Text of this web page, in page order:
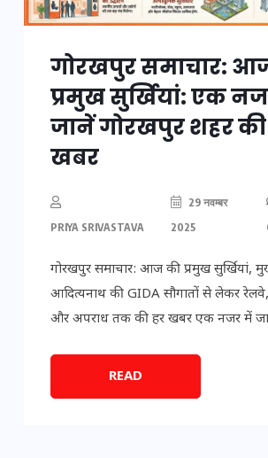
गोरखपुर समाचार:
प्रमुख सुर्खियां: एक
जानें गोरखपुर शहर की
खबर
PRIYA SRIVASTAVA
29 नवम्बर
2025
गोरखपुर समाचार: आज की प्रमुख सुर्खियां,
आदित्यनाथ की GIDA सौगातों से लेकर
और अपराध तक की हर खबर एक नजर में
READ